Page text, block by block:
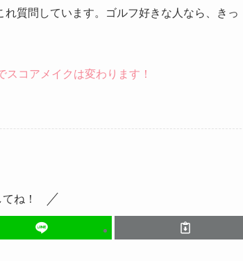
質問しています。ゴルフ好きな人なら、きっ
スコアメイクは変わります！
ね！